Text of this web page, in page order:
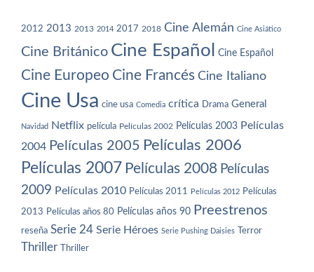
2012 2013 2013 2014 2017 2018 Cine Alemán Cine Asiático
Cine Británico Cine Español Cine Español
Cine Europeo Cine Francés Cine Italiano
Cine Usa cine usa Comedia crítica Drama General
Navidad Netflix película Películas 2002 Películas 2003 Películas
2004 Películas 2005 Películas 2006
Películas 2007 Películas 2008 Películas
2009 Películas 2010 Películas 2011 Películas 2012 Películas
2013 Películas años 80 Películas años 90 Preestrenos
reseña Serie 24 Serie Héroes Serie Pushing Daisies Terror
Thriller Thriller